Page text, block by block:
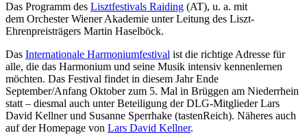
Das Programm des Lisztfestivals Raiding (AT), u. a. mit
dem Orchester Wiener Akademie unter Leitung des Liszt-
Ehrenpreisträgers Martin Haselböck.
Das Internationale Harmoniumfestival ist die richtige Adresse für
alle, die das Harmonium und seine Musik intensiv kennenlernen
möchten. Das Festival findet in diesem Jahr Ende
September/Anfang Oktober zum 5. Mal in Brüggen am Niederrhein
statt – diesmal auch unter Beteiligung der DLG-Mitglieder Lars
David Kellner und Susanne Sperrhake (tastenReich). Näheres auch
auf der Homepage von Lars David Kellner.